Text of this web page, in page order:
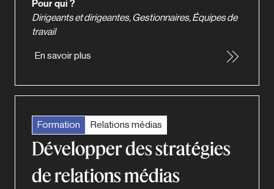
Pour qui ?
Dirigeants et dirigeantes, Gestionnaires, Équipes de
travail
En savoir plus
Formation Relations médias
Développer des stratégies
de relations médias